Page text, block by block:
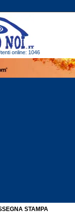
online: 1046
STAMPA